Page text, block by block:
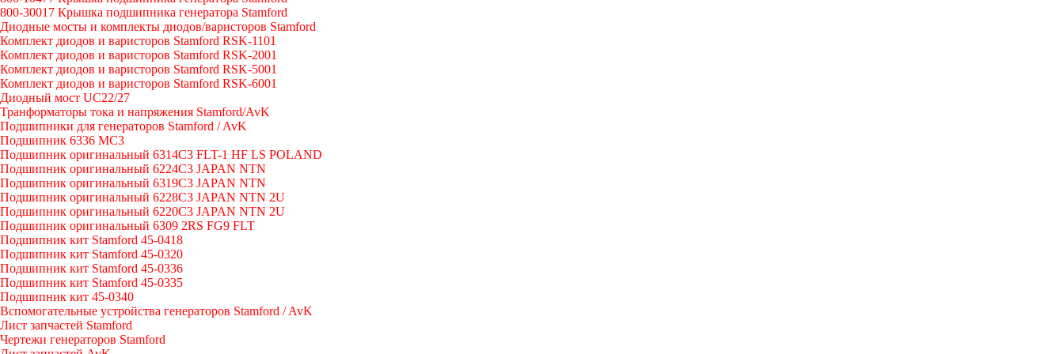
800-30017 Крышка подшипника генератора Stamford
Диодные мосты и комплекты диодов/варисторов Stamford
Комплект диодов и варисторов Stamford RSK-1101
Комплект диодов и варисторов Stamford RSK-2001
Комплект диодов и варисторов Stamford RSK-5001
Комплект диодов и варисторов Stamford RSK-6001
Диодный мост UC22/27
Транформаторы тока и напряжения Stamford/AvK
Подшипники для генераторов Stamford / AvK
Подшипник 6336 МС3
Подшипник оригинальный 6314C3 FLT-1 HF LS POLAND
Подшипник оригинальный 6224С3 JAPAN NTN
Подшипник оригинальный 6319C3 JAPAN NTN
Подшипник оригинальный 6228C3 JAPAN NTN 2U
Подшипник оригинальный 6220C3 JAPAN NTN 2U
Подшипник оригинальный 6309 2RS FG9 FLT
Подшипник кит Stamford 45-0418
Подшипник кит Stamford 45-0320
Подшипник кит Stamford 45-0336
Подшипник кит Stamford 45-0335
Подшипник кит 45-0340
Вспомогательные устройства генераторов Stamford / AvK
Лист запчастей Stamford
Чертежи генераторов Stamford